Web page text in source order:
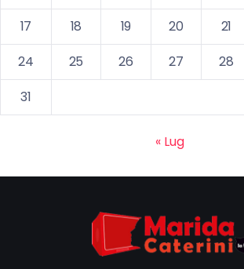
17
18 19 20 21
24
25 26 27 28
31
« Lug